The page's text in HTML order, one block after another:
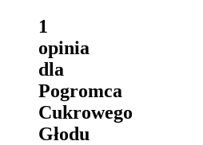
1
opinia
dla
Pogromca
Cukrowego
Głodu